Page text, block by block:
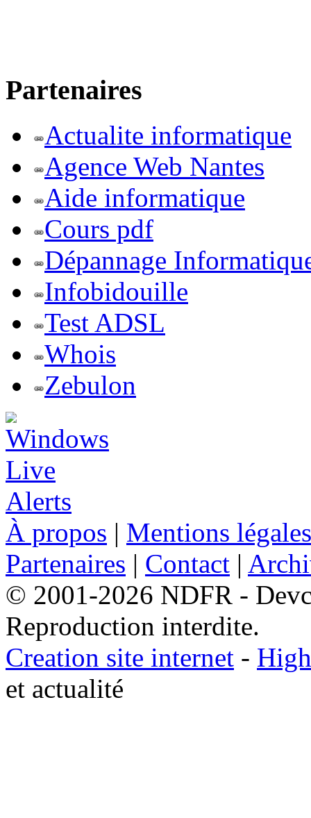
Partenaires
Actualite informatique
Agence Web Nantes
Aide informatique
Cours pdf
Dépannage
Infobidouille
Test ADSL
Whois
Zebulon
À propos | Mentions légales
Partenaires | Contact |
© 2001-2026 NDFR -
Reproduction interdite.
Creation site internet -
et actualité